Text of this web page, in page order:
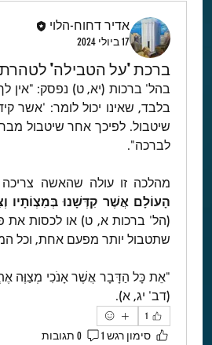
אדיר דחוח-הלוי
17 ביולי 2024
ברכת 'על הטבילה'
לברכה".
מהלכה זו עולה שהאשה
הָעוֹלָם אֲשֶׁר קִדְּשָׁנוּ בְּמִצְוֹתָיו
שתטבול יותר מפעם אחת, וכל
(דב' יג, א).
1
סימון רגש 1 0 תגובות